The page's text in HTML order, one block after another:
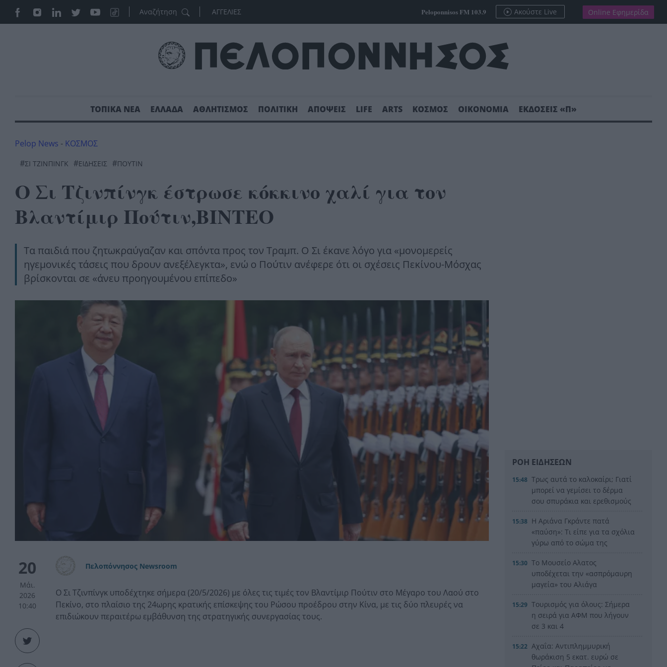
ΑΓΓΕΛΙΕΣ Peloponnisos FM 103.9 Ακούστε Live Online Εφημερίδα
ΤΟΠΙΚΑ ΝΕΑ ΕΛΛΑΔΑ ΑΘΛΗΤΙΣΜΟΣ ΠΟΛΙΤΙΚΗ ΑΠΟΨΕΙΣ LIFE ARTS ΚΟΣΜΟΣ ΟΙΚΟΝΟΜΙΑ ΕΚΔΟΣΕΙΣ «Π»
Pelop News - ΚΟΣΜΟΣ
#ΣΙ ΤΖΙΝΠΙΝΓΚ #ΕΙΔΗΣΕΙΣ #ΠΟΥΤΙΝ
Ο Σι Τζινπίνγκ έστρωσε κόκκινο χαλί για τον
Βλαντίμιρ Πούτιν,ΒΙΝΤΕΟ
Τα παιδιά που ζητωκραύγαζαν και σπόντα προς τον Τραμπ. Ο Σι έκανε λόγο για «μονομερείς
ηγεμονικές τάσεις που δρουν ανεξέλεγκτα», ενώ ο Πούτιν ανέφερε ότι οι σχέσεις Πεκίνου-Μόσχας
βρίσκονται σε «άνευ προηγουμένου επίπεδο»
20
Μάι.
2026
10:40
Πελοπόννησος Newsroom
Ο Σι Τζινπίνγκ υποδέχτηκε σήμερα (20/5/2026) με όλες τις τιμές τον Βλαντίμιρ Πούτιν στο Μέγαρο του Λαού στο
Πεκίνο, στο πλαίσιο της 24ωρης κρατικής επίσκεψης του Ρώσου προέδρου στην Κίνα, με τις δύο πλευρές να
επιδιώκουν περαιτέρω εμβάθυνση της στρατηγικής συνεργασίας τους.
ΡΟΗ ΕΙΔΗΣΕΩΝ
15:48 Τρως αυτά το καλοκαίρι; Γιατί
μπορεί να γεμίσει το δέρμα
σου σπυράκια και ερεθισμούς
15:38 Η Αριάνα Γκράντε πατά
«παύση»: Τι είπε για τα σχόλια
γύρω από το σώμα της
15:30 Το Μουσείο Αλατος
υποδέχεται την «ασπρόμαυρη
μαγεία» του Αλιάγα
15:29 Τουρισμός για όλους: Σήμερα
η σειρά για ΑΦΜ που λήγουν
σε 3 και 4
15:22 Αχαΐα: Αντιπλημμυρική
θωράκιση 5 εκατ. ευρώ σε